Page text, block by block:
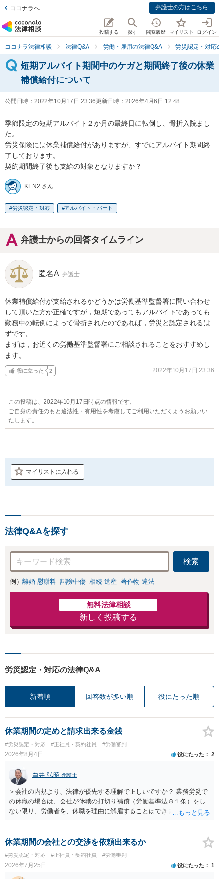
ココナラへ 弁護士の方はこちら
投稿する 探す 閲覧履歴 マイリスト ログイン
ココナラ法律相談 法律Q&A 労働・雇用の法律Q&A 労災認定・対応
短期アルバイト期間中のケガと期間終了後の休業
補償給付について
公開日時： 2022年10月17日 23:36更新日時： 2026年4月6日 12:48
季節限定の短期アルバイト２か月の最終日に転倒し、骨折入院まし
た。
労災保険には休業補償給付がありますが、すでにアルバイト期間終
了しております。
契約期間終了後も支給の対象となりますか？
KEN2 さん
労災認定・対応 アルバイト・パート
弁護士からの回答タイムライン
匿名A 弁護士
休業補償給付が支給されるかどうかは労働基準監督署に問い合わせ
して頂いた方が正確ですが，短期であってもアルバイトであっても
勤務中の転倒によって骨折されたのであれば，労災と認定されるは
ずです。
まずは，お近くの労働基準監督署にご相談されることをおすすめし
ます。
役に立った 2 2022年10月17日 23:36
この投稿は、2022年10月17日時点の情報です。
ご自身の責任のもと適法性・有用性を考慮してご利用いただくようお願いい
たします。
マイリストに入れる
法律Q&Aを探す
検索
例） 離婚 慰謝料 誹謗中傷 相続 遺産 著作物 違法
無料法律相談
新しく投稿する
労災認定・対応の法律Q&A
新着順 回答数が多い順 役にたった順
休業期間の定めと請求出来る金銭
#労災認定・対応 #正社員・契約社員 #労働審判
2026年8月4日 役にたった 2
白井 弘昭 弁護士
＞会社の内規より、法律が優先する理解で正しいですか？ 業務労災で
の休職の場合は、会社が休職の打切り補償（労働基準法８１条）をし
ない限り、労働者を、休職を理由に解雇することはできません（労働
期間満了による退職は、業務労災への適用はありませんので、ご安心
ください。 仮に会社が打切り補償をせずに解雇した場合は、不当解雇
に、受け取れる金銭はありますでしょうか？ 業務労災の場合は、会社
の安全配慮義務違反が認められると解されますので、会社の損害賠償
休業期間の会社との交渉を依頼出来るか
#労災認定・対応 #正社員・契約社員 #労働審判
2026年7月25日 役にたった 1